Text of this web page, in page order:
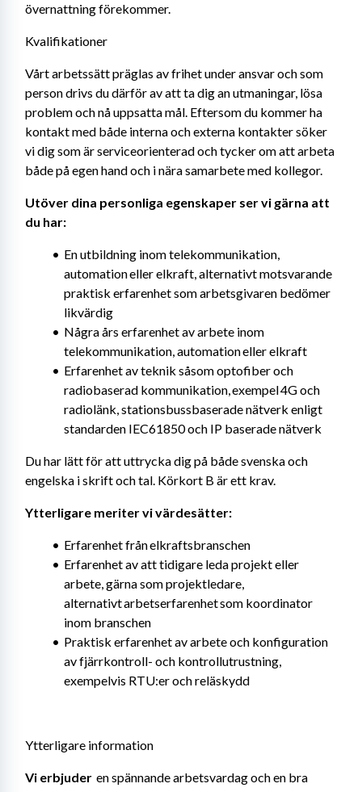
övernattning förekommer.
Kvalifikationer
Vårt arbetssätt präglas av frihet under ansvar och som
person drivs du därför av att ta dig an utmaningar, lösa
problem och nå uppsatta mål. Eftersom du kommer ha
kontakt med både interna och externa kontakter söker
vi dig som är serviceorienterad och tycker om att arbeta
både på egen hand och i nära samarbete med kollegor.
Utöver dina personliga egenskaper ser vi gärna att
du har:
En utbildning inom telekommunikation,
automation eller elkraft, alternativt motsvarande
praktisk erfarenhet som arbetsgivaren bedömer
likvärdig
Några års erfarenhet av arbete inom
telekommunikation, automation eller elkraft
Erfarenhet av teknik såsom optofiber och
radiobaserad kommunikation, exempel 4G och
radiolänk, stationsbussbaserade nätverk enligt
standarden IEC61850 och IP baserade nätverk
Du har lätt för att uttrycka dig på både svenska och
engelska i skrift och tal. Körkort B är ett krav.
Ytterligare meriter vi värdesätter:
Erfarenhet från elkraftsbranschen
Erfarenhet av att tidigare leda projekt eller
arbete, gärna som projektledare,
alternativt arbetserfarenhet som koordinator
inom branschen
Praktisk erfarenhet av arbete och konfiguration
av fjärrkontroll- och kontrollutrustning,
exempelvis RTU:er och reläskydd
Ytterligare information
Vi erbjuder en spännande arbetsvardag och en bra